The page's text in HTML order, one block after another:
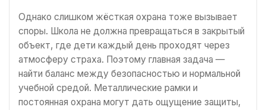
Однако слишком жёсткая охрана тоже вызывает
споры. Школа не должна превращаться в закрытый
объект, где дети каждый день проходят через
атмосферу страха. Поэтому главная задача —
найти баланс между безопасностью и нормальной
учебной средой. Металлические рамки и
постоянная охрана могут дать ощущение защиты,